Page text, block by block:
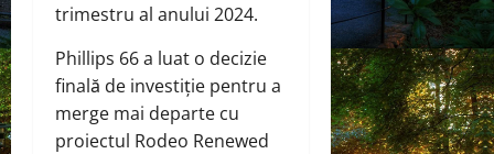
trimestru al anului 2024.
Phillips 66 a luat o decizie
finală de investiție pentru a
merge mai departe cu
proiectul Rodeo Renewed